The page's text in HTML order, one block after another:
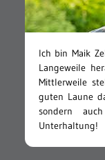
Ich bin Maik
Langeweile
Mittlerweile
guten Laune
sondern
Unterhaltung!